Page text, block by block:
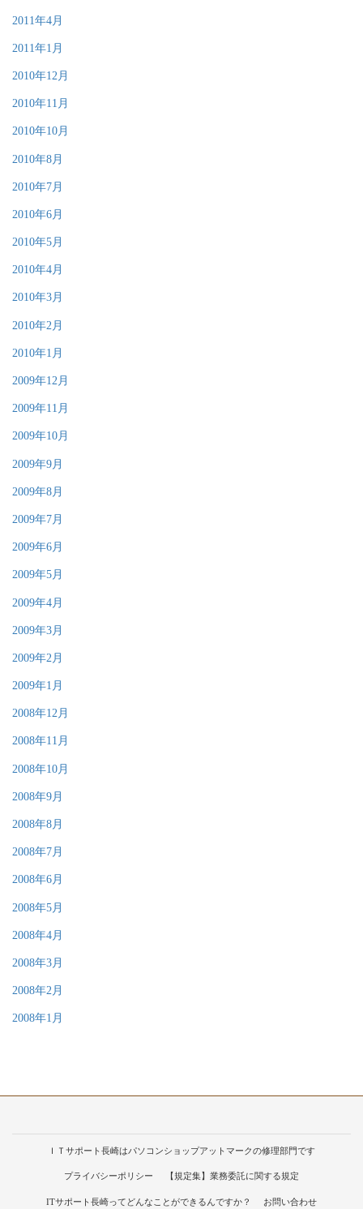
2011年4月
2011年1月
2010年12月
2010年11月
2010年10月
2010年8月
2010年7月
2010年6月
2010年5月
2010年4月
2010年3月
2010年2月
2010年1月
2009年12月
2009年11月
2009年10月
2009年9月
2009年8月
2009年7月
2009年6月
2009年5月
2009年4月
2009年3月
2009年2月
2009年1月
2008年12月
2008年11月
2008年10月
2008年9月
2008年8月
2008年7月
2008年6月
2008年5月
2008年4月
2008年3月
2008年2月
2008年1月
ＩＴサポート長崎はパソコンショップアットマークの修理部門です
プライバシーポリシー 【規定集】業務委託に関する規定
ITサポート長崎ってどんなことができるんですか？ お問い合わせ